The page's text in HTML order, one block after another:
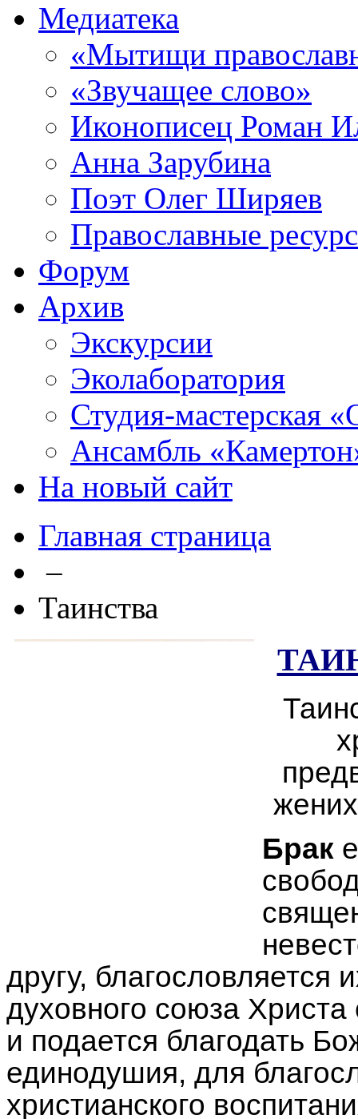
Медиатека
«Мытищи
«Звучащее слово»
Иконописец Роман
Анна Зарубина
Поэт Олег Ширяев
Православные
Форум
Архив
Экскурсии
Эколаборатория
Студия-мастерская
Ансамбль
На новый сайт
Главная страница
–
Таинства
Брак
другу, благословляется
духовного союза
и подается благодать
единодушия, для
христианского